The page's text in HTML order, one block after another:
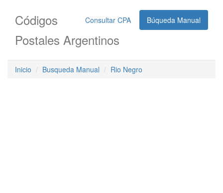
Consultar CPA Búqueda Manual
Códigos
Postales Argentinos
Inicio Busqueda Manual Rio Negro